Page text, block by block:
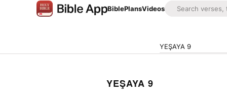
BiblePlansVideos
YEŞAYA 9
YEŞAYA 9